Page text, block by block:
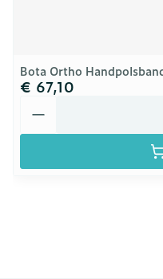
Bota Ortho
€ 67,10